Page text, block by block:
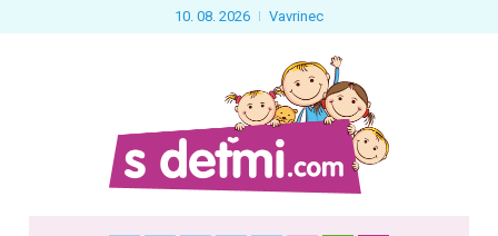
10. 08. 2026 Vavrinec